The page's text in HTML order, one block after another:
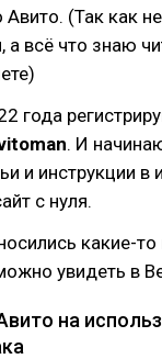
Авито. (Так как
а всё что знаю
года
. И
и инструкции в
с нуля.
какие-то
увидеть в
на